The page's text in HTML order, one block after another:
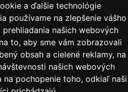
a ďalšie technológie
používame na zlepšenie vášho
našich webových
to, aby sme vám zobrazovali
obsah a cielené reklamy, na
našich webových
na pochopenie toho, odkiaľ naši
PRIHLÁSIŤ SA DO ZÁKAZNÍCKEJ ZÓNY
obchodné podmienky
osobných údajov